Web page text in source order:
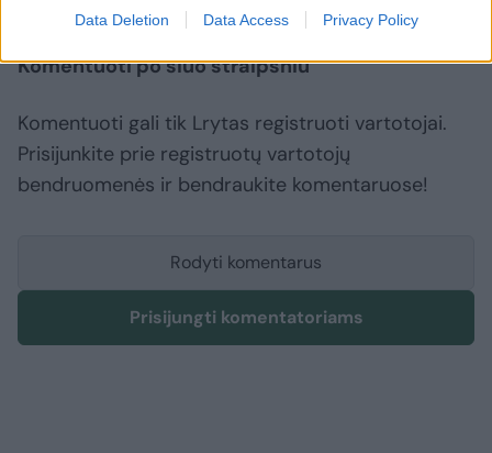
Data Deletion Data Access Privacy Policy
Komentuoti po šiuo straipsniu
Komentuoti gali tik Lrytas registruoti vartotojai.
Prisijunkite prie registruotų vartotojų
bendruomenės ir bendraukite komentaruose!
Rodyti komentarus
Prisijungti komentatoriams